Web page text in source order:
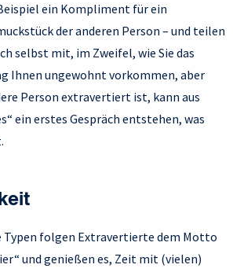
ein Kompliment für ein
der anderen Person – und teilen
selbst mit, im Zweifel, wie Sie das
Ihnen ungewohnt vorkommen, aber
Person extravertiert ist, kann aus
ein erstes Gespräch entstehen, was
folgen Extravertierte dem Motto
und genießen es, Zeit mit (vielen)